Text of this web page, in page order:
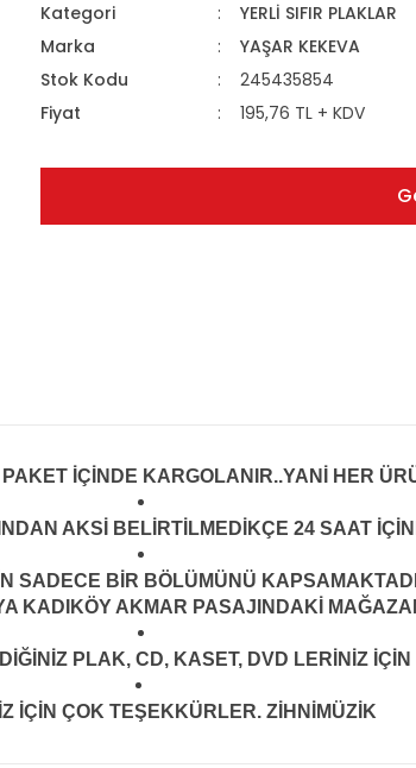
Kategori
YERLİ SIFIR PLAKLAR
Marka
YAŞAR KEKEVA
Stok Kodu
245435854
Fiyat
195,76 TL + KDV
İÇİNDE KARGOLANIR..YANİ HER
AKSİ BELİRTİLMEDİKÇE 24 SAAT
SADECE BİR BÖLÜMÜNÜ
KADIKÖY AKMAR PASAJINDAKİ
PLAK, CD, KASET, DVD LERİNİZ
İÇİN ÇOK TEŞEKKÜRLER. ZİHNİMÜZİK